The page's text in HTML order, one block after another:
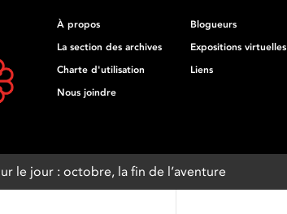
À propos
Blogueurs
La section des archives
Expositions virtuelles
Charte d'utilisation
Liens
Nous joindre
le jour : octobre, la fin de l’aventure